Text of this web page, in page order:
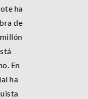
ha
de
En
ha